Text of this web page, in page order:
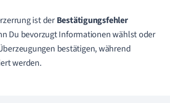
ist derBestätigungsfehler
Du bevorzugt Informationen wählst oder
bestätigen, während
werden.